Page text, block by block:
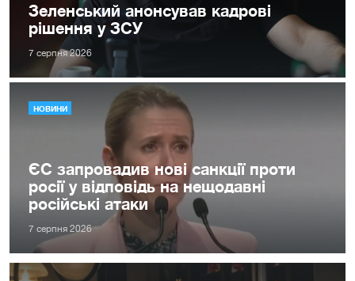
Зеленський анонсував кадрові
рішення у ЗСУ
7 серпня 2026
НОВИНИ
ЄС запровадив нові санкції проти
росії у відповідь на нещодавні
російські атаки
7 серпня 2026